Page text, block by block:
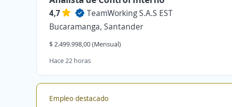
4,7
TeamWorking S.A.S EST
Bucaramanga, Santander
$ 2.499.998,00 (Mensual)
Hace 22 horas
Empleo destacado